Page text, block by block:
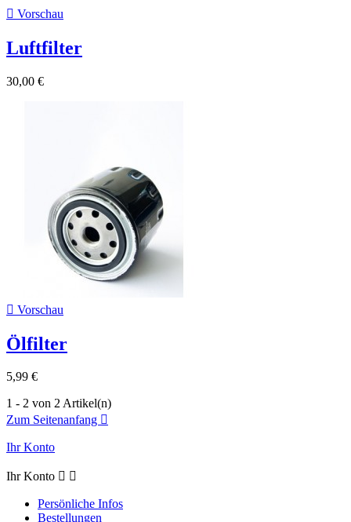
 Vorschau
Luftfilter
30,00 €
 Vorschau
Ölfilter
5,99 €
1 - 2 von 2 Artikel(n)
Zum Seitenanfang 
Ihr Konto
Ihr Konto  
Persönliche Infos
Bestellungen